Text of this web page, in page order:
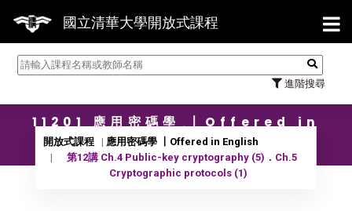
國立清華大學開放式課程
進階搜尋
【
11201 應用密碼學 〡Offered in
English
開放式課程
應用密碼學 〡Offered in English
第12講 Ch.4 Public-key cryptography (5)．Ch.5
Cryptographic protocols (1)